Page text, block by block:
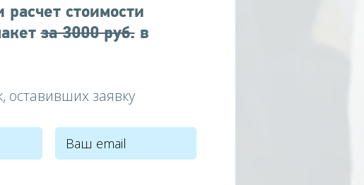
стоимости
за 3000 руб.в
заявку